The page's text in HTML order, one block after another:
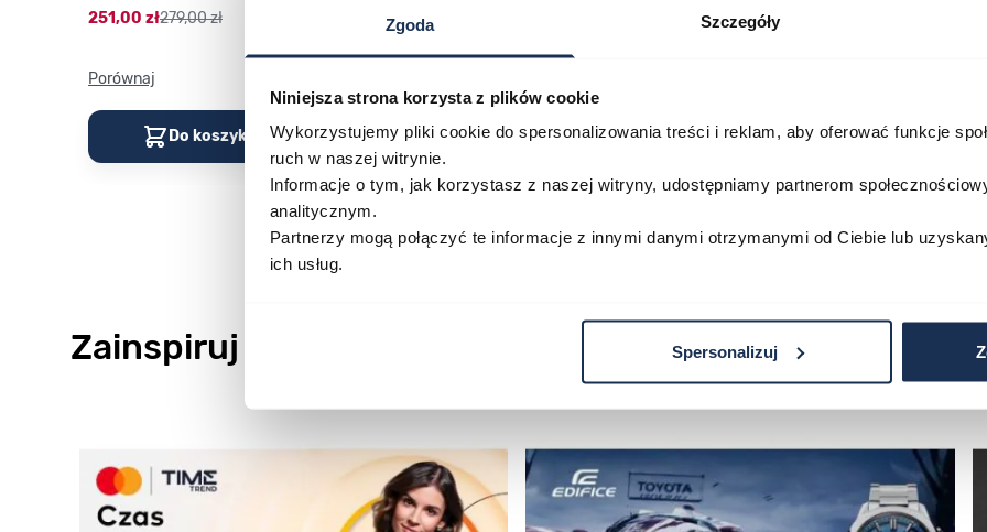
Zgoda Szczegóły
Niniejsza strona korzysta z plików cookie
Wykorzystujemy pliki cookie do spersonalizowania treści i reklam, aby oferować funkcje
ruch w naszej witrynie.
Informacje o tym, jak korzystasz z naszej witryny, udostępniamy partnerom
analitycznym.
Partnerzy mogą połączyć te informacje z innymi danymi otrzymanymi od Ciebie lub
ich usług.
Spersonalizuj
251,00 zł279,00 zł
Porównaj
Do koszyka
296,00 zł329,00 zł
Do koszyka Do koszyka
Zainspiruj się